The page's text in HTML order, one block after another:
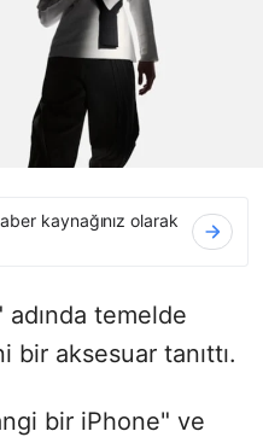
kaynağınız olarak
temelde
aksesuar tanıttı.
bir iPhone" ve